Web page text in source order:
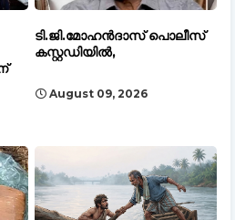
ടി.ജി.മോഹൻദാസ് പൊലീസ്
കസ്റ്റഡിയിൽ,
August 09, 2026